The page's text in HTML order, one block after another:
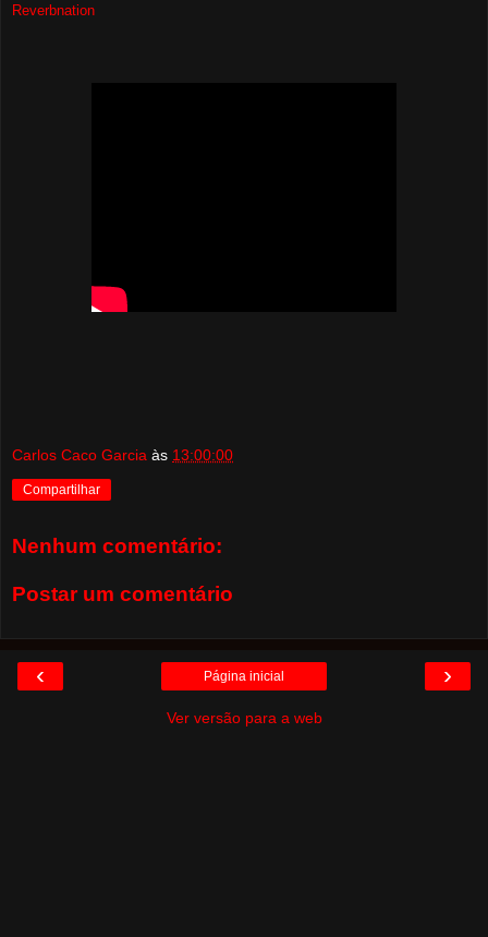
Reverbnation
Carlos Caco Garcia às 13:00:00
Compartilhar
Nenhum comentário:
Postar um comentário
‹ ›
Página inicial
Ver versão para a web